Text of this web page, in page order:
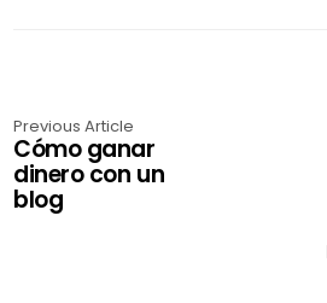
Previous Article
Cómo ganar
dinero con un
blog